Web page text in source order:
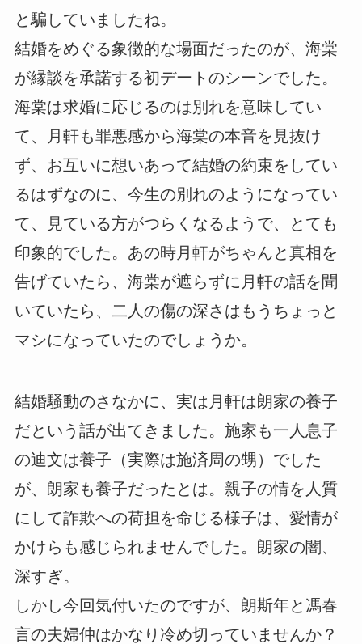
と騙していましたね。
結婚をめぐる象徴的な場面だったのが、海棠
が縁談を承諾する初デートのシーンでした。
海棠は求婚に応じるのは別れを意味してい
て、月軒も罪悪感から海棠の本音を見抜け
ず、お互いに想いあって結婚の約束をしてい
るはずなのに、今生の別れのようになってい
て、見ている方がつらくなるようで、とても
印象的でした。あの時月軒がちゃんと真相を
告げていたら、海棠が遮らずに月軒の話を聞
いていたら、二人の傷の深さはもうちょっと
マシになっていたのでしょうか。
結婚騒動のさなかに、実は月軒は朗家の養子
だという話が出てきました。施家も一人息子
の迪文は養子（実際は施済周の甥）でした
が、朗家も養子だったとは。親子の情を人質
にして詐欺への荷担を命じる様子は、愛情が
かけらも感じられませんでした。朗家の闇、
深すぎ。
しかし今回気付いたのですが、朗斯年と馮春
言の夫婦仲はかなり冷め切っていませんか？